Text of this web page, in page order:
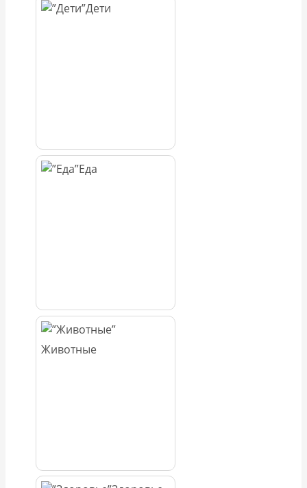
Дети
Еда
Животные